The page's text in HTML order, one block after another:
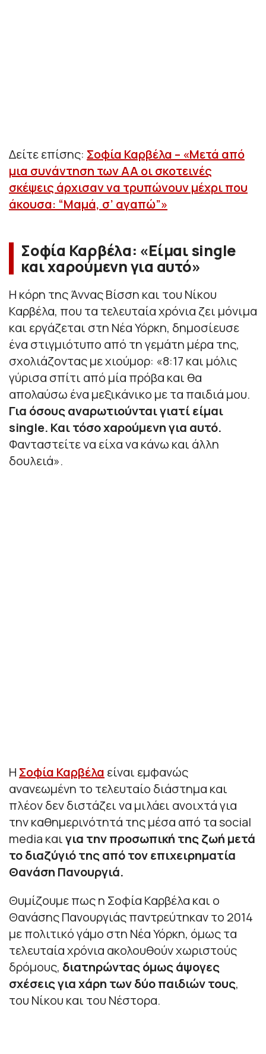
Δείτε επίσης: Σοφία Καρβέλα – «Μετά από
μια συνάντηση των ΑΑ οι σκοτεινές
σκέψεις άρχισαν να τρυπώνουν μέχρι που
άκουσα: “Μαμά, σ’ αγαπώ”»
Σοφία Καρβέλα: «Είμαι single
και χαρούμενη για αυτό»
Η κόρη της Άννας Βίσση και του Νίκου
Καρβέλα, που τα τελευταία χρόνια ζει μόνιμα
και εργάζεται στη Νέα Υόρκη, δημοσίευσε
ένα στιγμιότυπο από τη γεμάτη μέρα της,
σχολιάζοντας με χιούμορ: «8:17 και μόλις
γύρισα σπίτι από μία πρόβα και θα
απολαύσω ένα μεξικάνικο με τα παιδιά μου.
Για όσους αναρωτιούνται γιατί είμαι
single. Και τόσο χαρούμενη για αυτό.
Φανταστείτε να είχα να κάνω και άλλη
δουλειά».
Η Σοφία Καρβέλα είναι εμφανώς
ανανεωμένη το τελευταίο διάστημα και
πλέον δεν διστάζει να μιλάει ανοιχτά για
την καθημερινότητά της μέσα από τα social
media καιγια την προσωπική της ζωή μετά
το διαζύγιό της από τον επιχειρηματία
Θανάση Πανουργιά.
Θυμίζουμε πως η Σοφία Καρβέλα και ο
Θανάσης Πανουργιάς παντρεύτηκαν το 2014
με πολιτικό γάμο στη Νέα Υόρκη, όμως τα
τελευταία χρόνια ακολουθούν χωριστούς
δρόμους, διατηρώντας όμως άψογες
σχέσεις για χάρη των δύο παιδιών τους,
του Νίκου και του Νέστορα.